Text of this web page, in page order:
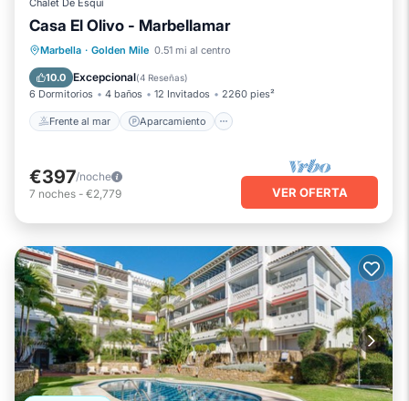
Chalet De Esquí
Casa El Olivo - Marbellamar
Marbella · Golden Mile 0.51 mi al centro
10.0 Excepcional(4 Reseñas)
6 Dormitorios 4 baños 12 Invitados 2260 pies²
Frente al mar Aparcamiento
Frente al mar Aparcamiento
Vista al mar
€397/noche
7 noches - €2,779 VER OFERTA